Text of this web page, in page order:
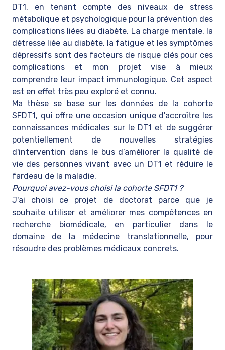
DT1, en tenant compte des niveaux de stress
métabolique et psychologique pour la prévention des
complications liées au diabète. La charge mentale, la
détresse liée au diabète, la fatigue et les symptômes
dépressifs sont des facteurs de risque clés pour ces
complications et mon projet vise à mieux
comprendre leur impact immunologique. Cet aspect
est en effet très peu exploré et connu.
Ma thèse se base sur les données de la cohorte
SFDT1, qui offre une occasion unique d'accroître les
connaissances médicales sur le DT1 et de suggérer
potentiellement de nouvelles stratégies
d'intervention dans le bus d’améliorer la qualité de
vie des personnes vivant avec un DT1 et réduire le
fardeau de la maladie.
Pourquoi avez-vous choisi la cohorte SFDT1 ?
J'ai choisi ce projet de doctorat parce que je
souhaite utiliser et améliorer mes compétences en
recherche biomédicale, en particulier dans le
domaine de la médecine translationnelle, pour
résoudre des problèmes médicaux concrets.